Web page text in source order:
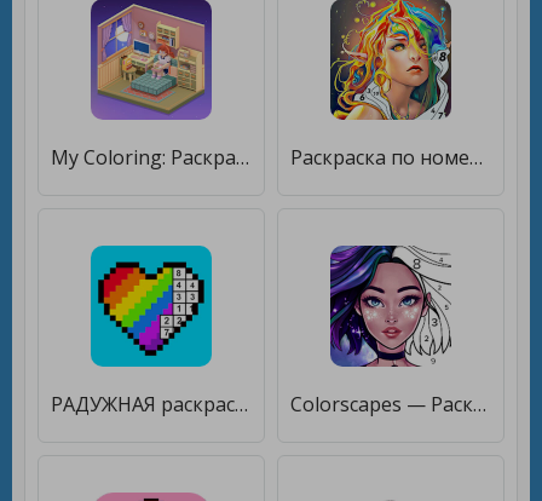
My Coloring: Раскраска по номерам, Расслабляющая [Много монет] Раскраска по номерам - Эльф [Мод меню]
РАДУЖНАЯ раскраска по номерам [Мод меню] Colorscapes — Раскраска по номерам и головоломки [Бесплатные покупки]